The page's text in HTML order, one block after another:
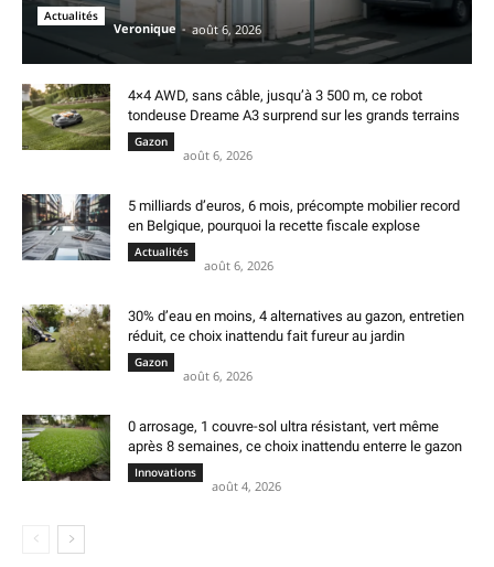
Actualités
Veronique - août 6, 2026
4×4 AWD, sans câble, jusqu’à 3 500 m, ce robot
tondeuse Dreame A3 surprend sur les grands terrains
Gazon
août 6, 2026
5 milliards d’euros, 6 mois, précompte mobilier record
en Belgique, pourquoi la recette fiscale explose
Actualités
août 6, 2026
30% d’eau en moins, 4 alternatives au gazon, entretien
réduit, ce choix inattendu fait fureur au jardin
Gazon
août 6, 2026
0 arrosage, 1 couvre-sol ultra résistant, vert même
après 8 semaines, ce choix inattendu enterre le gazon
Innovations
août 4, 2026